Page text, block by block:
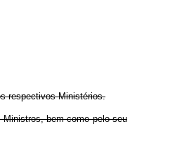
respectivos Ministérios.
bem como pelo seu